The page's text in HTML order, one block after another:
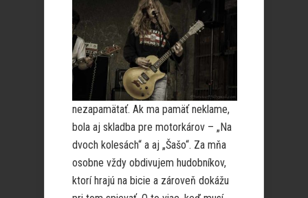
nezapamätať. Ak ma pamäť neklame,
bola aj skladba pre motorkárov – „Na
dvoch kolesách“ a aj „Šašo“. Za mňa
osobne vždy obdivujem hudobníkov,
ktorí hrajú na bicie a zároveň dokážu